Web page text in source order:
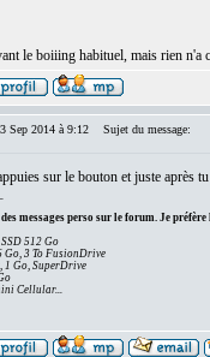
le boiiing habituel, mais rien n'a
Sep 2014 à 9:12 Sujet du message:
sur le bouton et juste après
messages perso sur le forum. Je préfère
512 Go
Go, 3 To FusionDrive
1 Go, SuperDrive
Cellular...